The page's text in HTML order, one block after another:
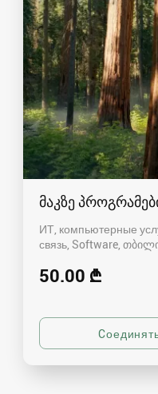
მაკზე
ИТ, компьютерные
связь, Software
50.00 ₾